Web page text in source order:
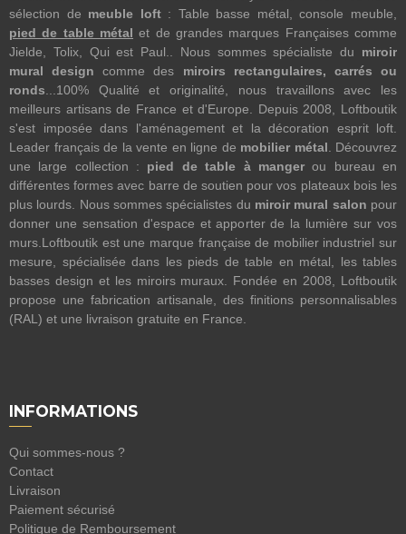
sélection de meuble loft: Table basse métal, console meuble,
pied de table métal et de grandes marques Françaises comme
Jielde, Tolix, Qui est Paul.. Nous sommes spécialiste du miroir
mural design comme des miroirs rectangulaires, carrés ou
ronds...100% Qualité et originalité, nous travaillons avec les
meilleurs artisans de France et d'Europe. Depuis 2008, Loftboutik
s'est imposée dans l'aménagement et la décoration esprit loft.
Leader français de la vente en ligne de mobilier métal. Découvrez
une large collection : pied de table à mangerou bureau en
différentes formes avec barre de soutien pour vos plateaux bois les
plus lourds. Nous sommes spécialistes du miroir mural salon pour
donner une sensation d'espace et apporter de la lumière sur vos
murs.Loftboutik est une marque française de mobilier industriel sur
mesure, spécialisée dans les pieds de table en métal, les tables
basses design et les miroirs muraux. Fondée en 2008, Loftboutik
propose une fabrication artisanale, des finitions personnalisables
(RAL) et une livraison gratuite en France.
INFORMATIONS
Qui sommes-nous ?
Contact
Livraison
Paiement sécurisé
Politique de Remboursement